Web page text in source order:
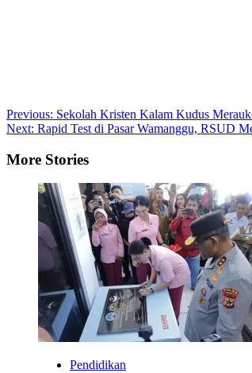
Post
navigation
Previous: Sekolah Kristen Kalam Kudus
Next: Rapid Test di Pasar Wamanggu, RSUD
More Stories
Pendidikan